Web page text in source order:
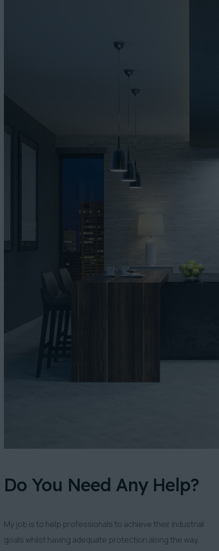
Do You Need Any Help?
My job is to help professionals to achieve their industrial
goals whilst having adequate protection along the way.